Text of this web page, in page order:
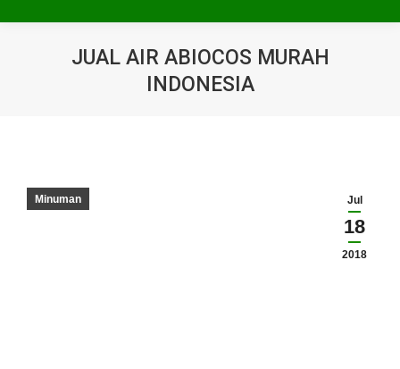
JUAL AIR ABIOCOS MURAH
INDONESIA
Jul
18
2018
Minuman